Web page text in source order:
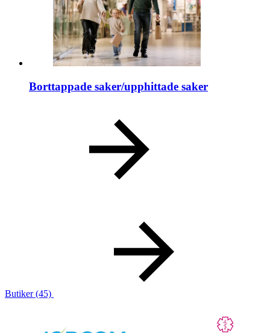
Borttappade saker/upphittade saker
Butiker(45)